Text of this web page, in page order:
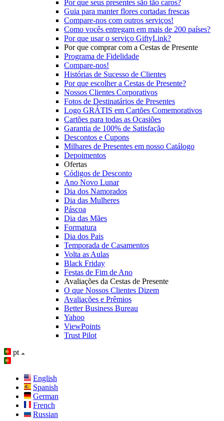
Por que seus presentes são tão caros?
Guia para manter flores cortadas frescas
Compare-nos com outros serviços!
Como vocês entregam em mais de 200 países?
Por que usar o serviço GiftyLink?
Por que comprar com a Cestas de Presente
Programa de Fidelidade
Compare-nos!
Histórias de Sucesso de Clientes
Por que escolher a Cestas de Presente?
Nossos Clientes Corporativos
Fotos de Destinatários de Presentes
Logo GRÁTIS em Cartões Comemorativos
Cartões para todas as Ocasiões
Garantia de 100% de Satisfação
Descontos e Cupons
Milhares de Presentes em nosso Catálogo
Depoimentos
Ofertas
Códigos de Desconto
Ano Novo Lunar
Dia dos Namorados
Dia das Mulheres
Páscoa
Dia das Mães
Formatura
Dia dos Pais
Temporada de Casamentos
Volta as Aulas
Black Friday
Festas de Fim de Ano
Avaliações da Cestas de Presente
O que Nossos Clientes Dizem
Avaliações e Prêmios
Better Business Bureau
Yahoo
ViewPoints
Trust Pilot
pt
English
Spanish
German
French
Russian